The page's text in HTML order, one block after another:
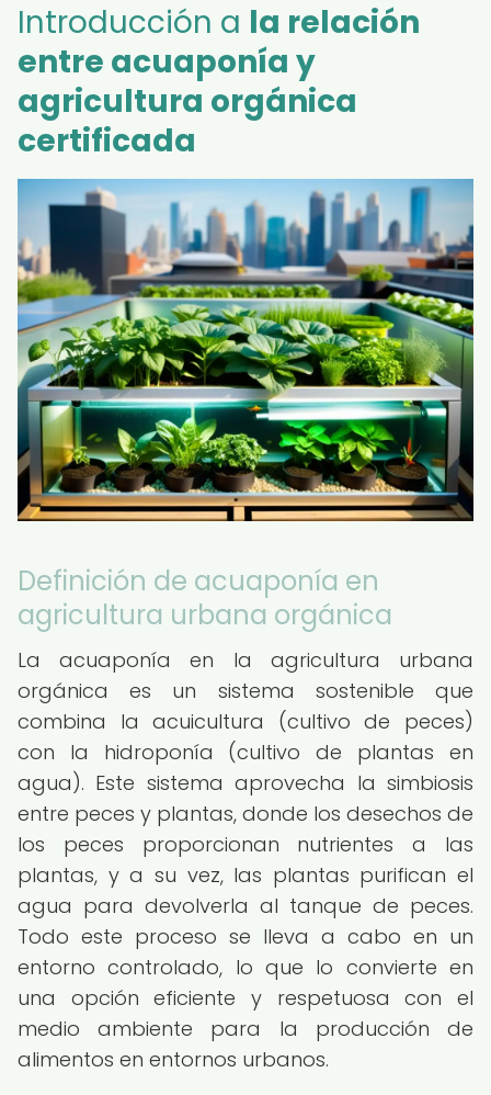
Introducción a la relación
entre acuaponía y
agricultura orgánica
certificada
Definición de acuaponía en
agricultura urbana orgánica
La acuaponía en la agricultura urbana
orgánica es un sistema sostenible que
combina la acuicultura (cultivo de peces)
con la hidroponía (cultivo de plantas en
agua). Este sistema aprovecha la simbiosis
entre peces y plantas, donde los desechos de
los peces proporcionan nutrientes a las
plantas, y a su vez, las plantas purifican el
agua para devolverla al tanque de peces.
Todo este proceso se lleva a cabo en un
entorno controlado, lo que lo convierte en
una opción eficiente y respetuosa con el
medio ambiente para la producción de
alimentos en entornos urbanos.